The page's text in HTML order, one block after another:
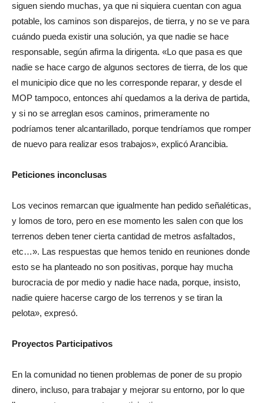
siguen siendo muchas, ya que ni siquiera cuentan con agua
potable, los caminos son disparejos, de tierra, y no se ve para
cuándo pueda existir una solución, ya que nadie se hace
responsable, según afirma la dirigenta. «Lo que pasa es que
nadie se hace cargo de algunos sectores de tierra, de los que
el municipio dice que no les corresponde reparar, y desde el
MOP tampoco, entonces ahí quedamos a la deriva de partida,
y si no se arreglan esos caminos, primeramente no
podríamos tener alcantarillado, porque tendríamos que romper
de nuevo para realizar esos trabajos», explicó Arancibia.
Peticiones inconclusas
Los vecinos remarcan que igualmente han pedido señaléticas,
y lomos de toro, pero en ese momento les salen con que los
terrenos deben tener cierta cantidad de metros asfaltados,
etc…». Las respuestas que hemos tenido en reuniones donde
esto se ha planteado no son positivas, porque hay mucha
burocracia de por medio y nadie hace nada, porque, insisto,
nadie quiere hacerse cargo de los terrenos y se tiran la
pelota», expresó.
Proyectos Participativos
En la comunidad no tienen problemas de poner de su propio
dinero, incluso, para trabajar y mejorar su entorno, por lo que